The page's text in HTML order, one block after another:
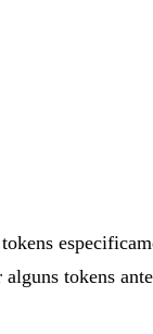
tokens